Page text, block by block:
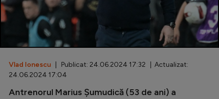
Special
Diverse
Inedit
Clasamente
Vlad Ionescu | Publicat: 24.06.2024 17:32 | Actualizat:
24.06.2024 17:04
Antrenorul Marius Șumudică (53 de ani) a